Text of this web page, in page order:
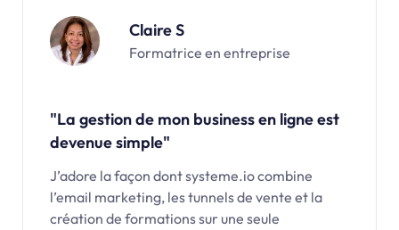
Claire S
Formatrice en entreprise
"La gestion de mon business en ligne est
devenue simple"
J’adore la façon dont systeme.io combine
l’email marketing, les tunnels de vente et la
création de formations sur une seule